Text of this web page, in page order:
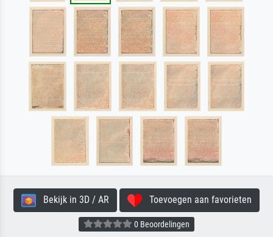
Bekijk in 3D / AR Toevoegen aan favorieten
0 Beoordelingen